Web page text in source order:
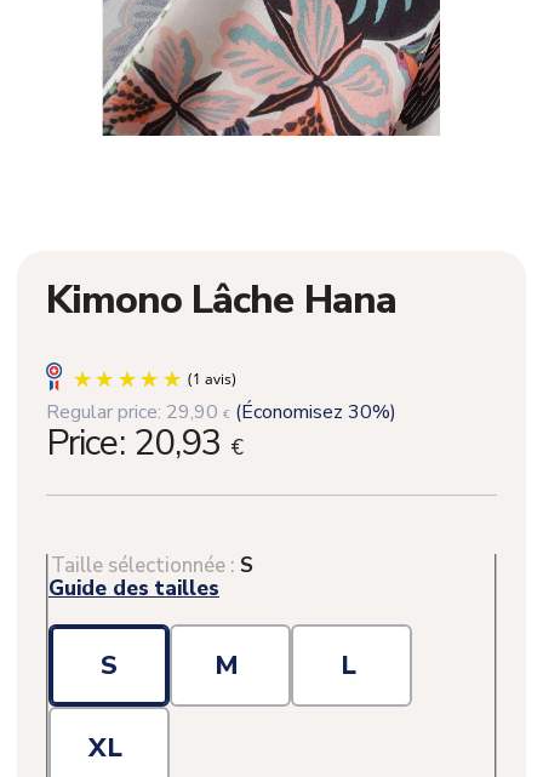
Kimono Lâche Hana
Regular price: 29,90 € (Économisez 30%)
Price: 20,93 €
Taille sélectionnée : S
Guide des tailles
S M L
XL